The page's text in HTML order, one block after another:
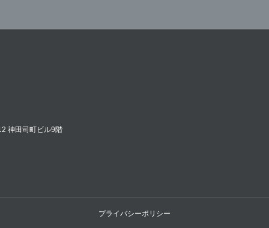
神田司町ビル9階
プライバシーポリシー